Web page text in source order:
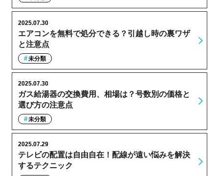
エアコンを無料で処分できる？引越し時の裏ワザ
と注意点
2025.07.30
未分類
ガス給湯器の交換費用、相場は？号数別の価格と
選び方の注意点
2025.07.30
未分類
テレビの配置は自由自在！配線が遠い悩みを解決
するテクニック
2025.07.29